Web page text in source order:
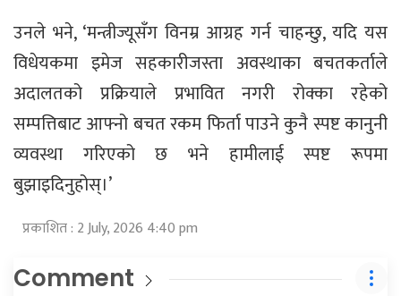
उनले भने, ‘मन्त्रीज्यूसँग विनम्र आग्रह गर्न चाहन्छु, यदि यस
विधेयकमा इमेज सहकारीजस्ता अवस्थाका बचतकर्ताले
अदालतको प्रक्रियाले प्रभावित नगरी रोक्का रहेको
सम्पत्तिबाट आफ्नो बचत रकम फिर्ता पाउने कुनै स्पष्ट कानुनी
व्यवस्था गरिएको छ भने हामीलाई स्पष्ट रूपमा
बुझाइदिनुहोस्।’
प्रकाशित : 2 July, 2026 4:40 pm
Comment